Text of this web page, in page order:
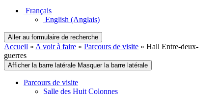
Français
English (Anglais)
Aller au formulaire de recherche
Accueil » A voir à faire » Parcours de visite » Hall Entre-deux-
guerres
Afficher la barre latérale Masquer la barre latérale
Parcours de visite
Salle des Huit Colonnes